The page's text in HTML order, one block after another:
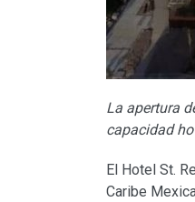
La apertura
capacidad
El Hotel St.
Caribe